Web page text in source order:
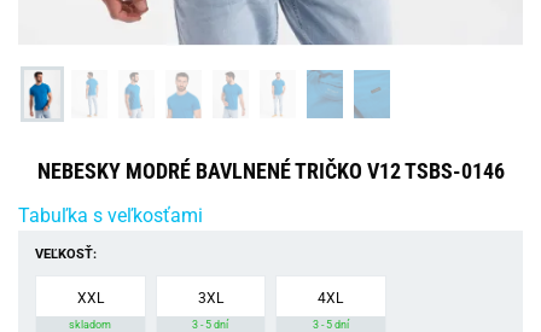
NEBESKY MODRÉ BAVLNENÉ TRIČKO V12 TSBS-0146
Tabuľka s veľkosťami
VEĽKOSŤ:
XXL
skladom
3XL
3 - 5 dní
4XL
3 - 5 dní